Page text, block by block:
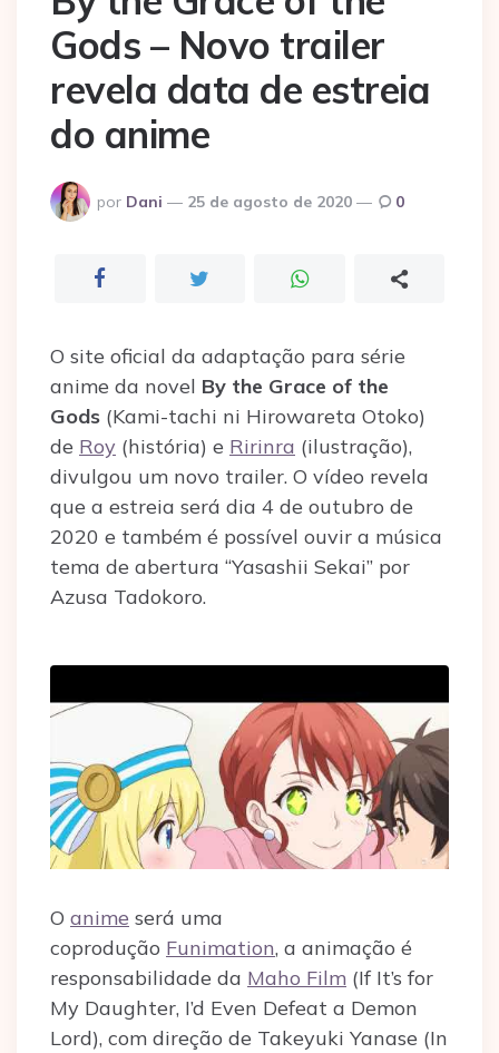
Gods – Novo trailer
revela data de estreia
do anime
Postado
por
por Dani 25 de agosto de 2020 0
O site oficial da adaptação para série
anime da novel By the Grace of the
Gods (Kami-tachi ni Hirowareta Otoko)
de Roy (história) e Ririnra (ilustração),
divulgou um novo trailer. O vídeo revela
que a estreia será dia 4 de outubro de
2020 e também é possível ouvir a música
tema de abertura “Yasashii Sekai” por
Azusa Tadokoro.
O anime será uma
coprodução Funimation, a animação é
responsabilidade da Maho Film (If It’s for
My Daughter, I’d Even Defeat a Demon
Lord), com direção de Takeyuki Yanase (In